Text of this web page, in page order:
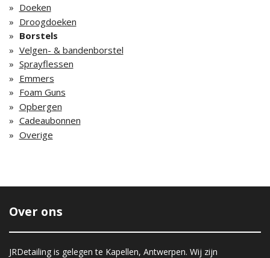
Doeken
Droogdoeken
Borstels
Velgen- & bandenborstel
Sprayflessen
Emmers
Foam Guns
Opbergen
Cadeaubonnen
Overige
Over ons
JRDetailing is gelegen te Kapellen, Antwerpen. Wij zijn